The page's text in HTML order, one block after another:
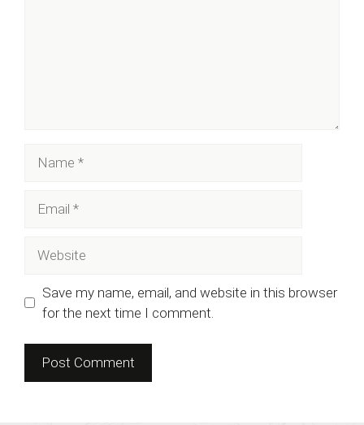
Save my name, email, and website in this browser
for the next time I comment.